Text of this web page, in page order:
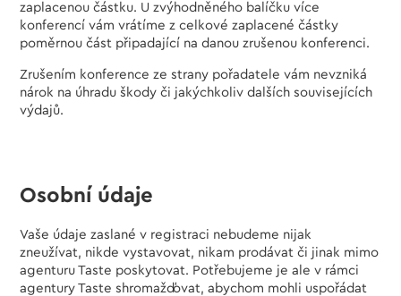
zaplacenou částku. U zvýhodněného balíčku více
konferencí vám vrátíme z celkové zaplacené částky
poměrnou část připadající na danou zrušenou konferenci.
Zrušením konference ze strany pořadatele vám nevzniká
nárok na úhradu škody či jakýchkoliv dalších souvisejících
výdajů.
Osobní údaje
Vaše údaje zaslané v registraci nebudeme nijak
zneužívat, nikde vystavovat, nikam prodávat či jinak mimo
agenturu Taste poskytovat. Potřebujeme je ale v rámci
agentury Taste shromažďovat, abychom mohli uspořádat